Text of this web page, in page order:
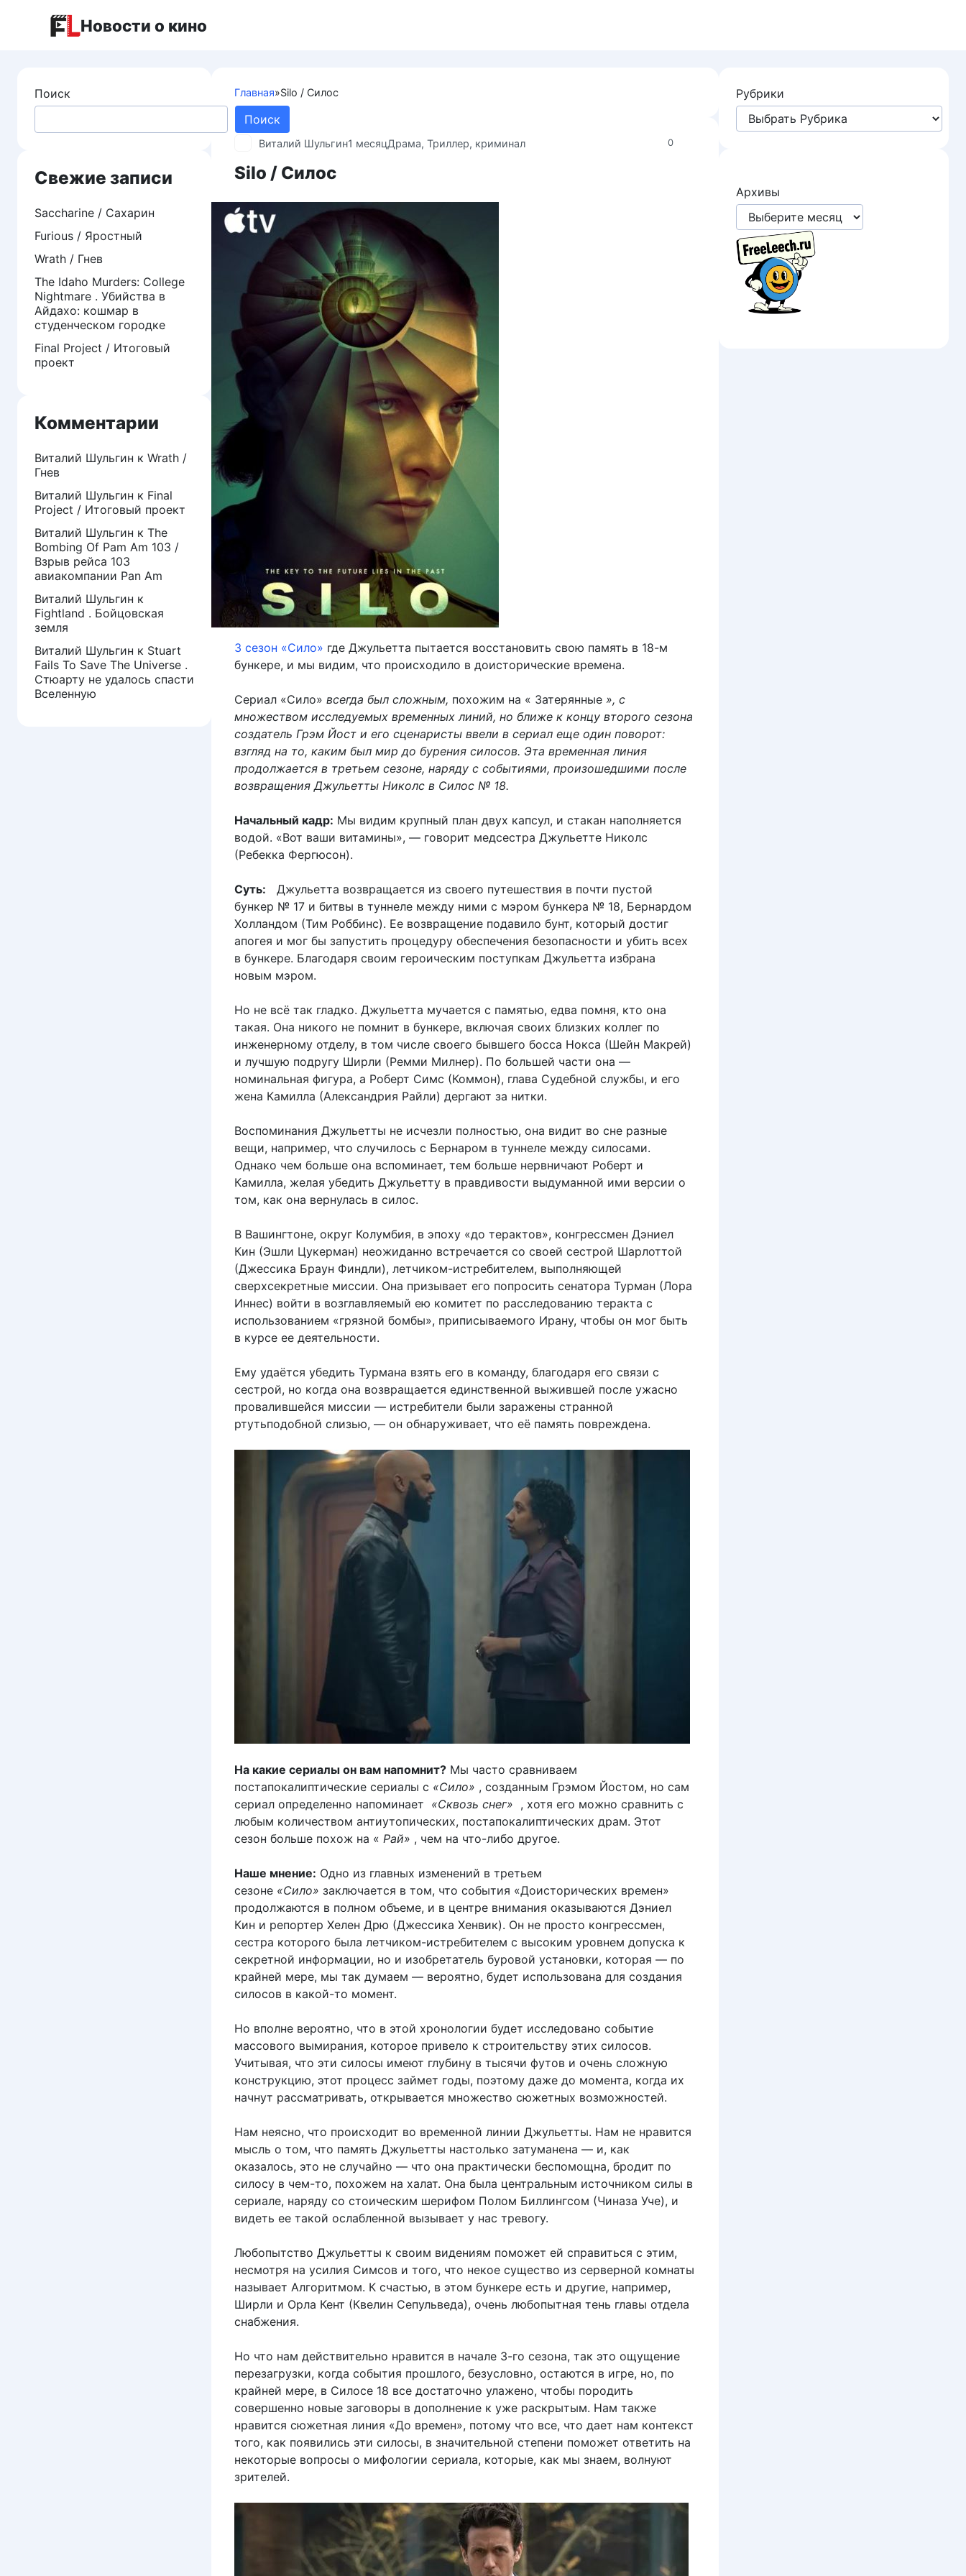
Новости о кино
Главная»Silo / Силос
0
Виталий Шульгин1 месяцДрама, Триллер, криминал
Silo / Силос
3 сезон «Сило» где Джульетта пытается восстановить свою память в 18-м
бункере, и мы видим, что происходило в доисторические времена.
Сериал «Сило» всегда был сложным, похожим на « Затерянные », с
множеством исследуемых временных линий, но ближе к концу второго сезона
создатель Грэм Йост и его сценаристы ввели в сериал еще один поворот:
взгляд на то, каким был мир до бурения силосов. Эта временная линия
продолжается в третьем сезоне, наряду с событиями, произошедшими после
возвращения Джульетты Николс в Силос № 18.
Начальный кадр: Мы видим крупный план двух капсул, и стакан наполняется
водой. «Вот ваши витамины», — говорит медсестра Джульетте Николс
(Ребекка Фергюсон).
Суть: Джульетта возвращается из своего путешествия в почти пустой
бункер № 17 и битвы в туннеле между ними с мэром бункера № 18, Бернардом
Холландом (Тим Роббинс). Ее возвращение подавило бунт, который достиг
апогея и мог бы запустить процедуру обеспечения безопасности и убить всех
в бункере. Благодаря своим героическим поступкам Джульетта избрана
новым мэром.
Но не всё так гладко. Джульетта мучается с памятью, едва помня, кто она
такая. Она никого не помнит в бункере, включая своих близких коллег по
инженерному отделу, в том числе своего бывшего босса Нокса (Шейн Макрей)
и лучшую подругу Ширли (Ремми Милнер). По большей части она —
номинальная фигура, а Роберт Симс (Коммон), глава Судебной службы, и его
жена Камилла (Александрия Райли) дергают за нитки.
Воспоминания Джульетты не исчезли полностью, она видит во сне разные
вещи, например, что случилось с Бернаром в туннеле между силосами.
Однако чем больше она вспоминает, тем больше нервничают Роберт и
Камилла, желая убедить Джульетту в правдивости выдуманной ими версии о
том, как она вернулась в силос.
В Вашингтоне, округ Колумбия, в эпоху «до терактов», конгрессмен Дэниел
Кин (Эшли Цукерман) неожиданно встречается со своей сестрой Шарлоттой
(Джессика Браун Финдли), летчиком-истребителем, выполняющей
сверхсекретные миссии. Она призывает его попросить сенатора Турман (Лора
Иннес) войти в возглавляемый ею комитет по расследованию теракта с
использованием «грязной бомбы», приписываемого Ирану, чтобы он мог быть
в курсе ее деятельности.
Ему удаётся убедить Турмана взять его в команду, благодаря его связи с
сестрой, но когда она возвращается единственной выжившей после ужасно
провалившейся миссии — истребители были заражены странной
ртутьподобной слизью, — он обнаруживает, что её память повреждена.
На какие сериалы он вам напомнит? Мы часто сравниваем
постапокалиптические сериалы с «Сило» , созданным Грэмом Йостом, но сам
сериал определенно напоминает «Сквозь снег» , хотя его можно сравнить с
любым количеством антиутопических, постапокалиптических драм. Этот
сезон больше похож на « Рай» , чем на что-либо другое.
Наше мнение: Одно из главных изменений в третьем
сезоне «Сило» заключается в том, что события «Доисторических времен»
продолжаются в полном объеме, и в центре внимания оказываются Дэниел
Кин и репортер Хелен Дрю (Джессика Хенвик). Он не просто конгрессмен,
сестра которого была летчиком-истребителем с высоким уровнем допуска к
секретной информации, но и изобретатель буровой установки, которая — по
крайней мере, мы так думаем — вероятно, будет использована для создания
силосов в какой-то момент.
Но вполне вероятно, что в этой хронологии будет исследовано событие
массового вымирания, которое привело к строительству этих силосов.
Учитывая, что эти силосы имеют глубину в тысячи футов и очень сложную
конструкцию, этот процесс займет годы, поэтому даже до момента, когда их
начнут рассматривать, открывается множество сюжетных возможностей.
Нам неясно, что происходит во временной линии Джульетты. Нам не нравится
мысль о том, что память Джульетты настолько затуманена — и, как
оказалось, это не случайно — что она практически беспомощна, бродит по
силосу в чем-то, похожем на халат. Она была центральным источником силы в
сериале, наряду со стоическим шерифом Полом Биллингсом (Чиназа Уче), и
видеть ее такой ослабленной вызывает у нас тревогу.
Любопытство Джульетты к своим видениям поможет ей справиться с этим,
несмотря на усилия Симсов и того, что некое существо из серверной комнаты
называет Алгоритмом. К счастью, в этом бункере есть и другие, например,
Ширли и Орла Кент (Квелин Сепульведа), очень любопытная тень главы отдела
снабжения.
Но что нам действительно нравится в начале 3-го сезона, так это ощущение
перезагрузки, когда события прошлого, безусловно, остаются в игре, но, по
крайней мере, в Силосе 18 все достаточно улажено, чтобы породить
совершенно новые заговоры в дополнение к уже раскрытым. Нам также
нравится сюжетная линия «До времен», потому что все, что дает нам контекст
того, как появились эти силосы, в значительной степени поможет ответить на
некоторые вопросы о мифологии сериала, которые, как мы знаем, волнуют
зрителей.
Поиск
Поиск
Свежие записи
Saccharine / Сахарин
Furious / Яростный
Wrath / Гнев
The Idaho Murders: College
Nightmare . Убийства в
Айдахо: кошмар в
студенческом городке
Final Project / Итоговый
проект
Комментарии
Виталий Шульгин к Wrath /
Гнев
Виталий Шульгин к Final
Project / Итоговый проект
Виталий Шульгин к The
Bombing Of Pam Am 103 /
Взрыв рейса 103
авиакомпании Pan Am
Виталий Шульгин к
Fightland . Бойцовская
земля
Виталий Шульгин к Stuart
Fails To Save The Universe .
Стюарту не удалось спасти
Вселенную
Рубрики
Архивы